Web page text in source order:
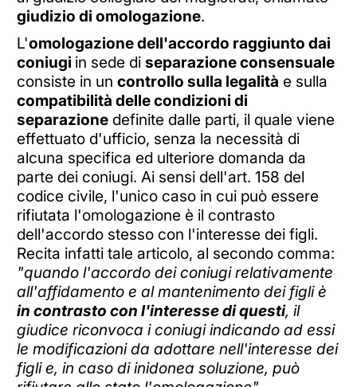
giudizio di omologazione.
L'omologazione dell'accordo raggiunto dai
coniugi in sede di separazione consensuale
consiste in un controllo sulla legalità e sulla
compatibilità delle condizioni di
separazionedefinite dalle parti, il quale viene
effettuato d'ufficio, senza la necessità di
alcuna specifica ed ulteriore domanda da
parte dei coniugi. Ai sensi dell'art. 158 del
codice civile, l'unico caso in cui può essere
rifiutata l'omologazione è il contrasto
dell'accordo stesso con l'interesse dei figli.
Recita infatti tale articolo, al secondo comma:
"quando l'accordo dei coniugi relativamente
all'affidamento e al mantenimento dei figli è
in contrasto con l'interesse di questi, il
giudice riconvoca i coniugi indicando ad essi
le modificazioni da adottare nell'interesse dei
figli e, in caso di inidonea soluzione, può